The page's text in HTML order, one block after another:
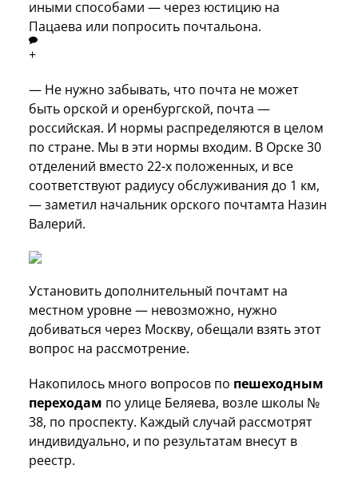
иными способами — через юстицию на
Пацаева или попросить почтальона.
+
— Не нужно забывать, что почта не может
быть орской и оренбургской, почта —
российская. И нормы распределяются в целом
по стране. Мы в эти нормы входим. В Орске 30
отделений вместо 22-х положенных, и все
соответствуют радиусу обслуживания до 1 км,
— заметил начальник орского почтамта Назин
Валерий.
Установить дополнительный почтамт на
местном уровне — невозможно, нужно
добиваться через Москву, обещали взять этот
вопрос на рассмотрение.
Накопилось много вопросов по пешеходным
переходам по улице Беляева, возле школы №
38, по проспекту. Каждый случай рассмотрят
индивидуально, и по результатам внесут в
реестр.